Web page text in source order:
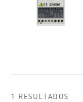
1 RESULTADOS